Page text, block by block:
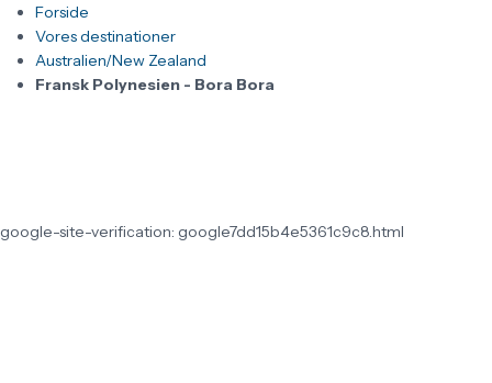
Forside
Vores destinationer
Australien/New Zealand
Fransk Polynesien - Bora Bora
google-site-verification: google7dd15b4e5361c9c8.html